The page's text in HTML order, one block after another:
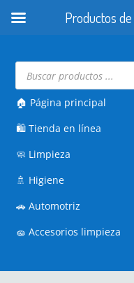
Búsqueda
productos
🏠 Página principal
🛍️Tienda en línea
🧼 Limpieza
🚿 Higiene
🚗Automotriz
🧽Accesorios limpieza
Productos